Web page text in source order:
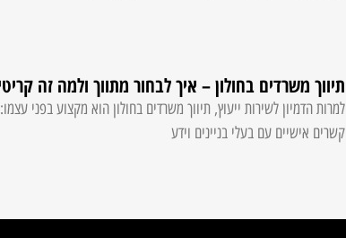
תיווך משרדים בחולון – איך לבחור מתווך ולמה זה
למרות הדמיון לשירות ייעוץ, תיווך משרדים בחולון הוא מקצוע בפני
קשרים אישיים עם בעלי בניינים וידע